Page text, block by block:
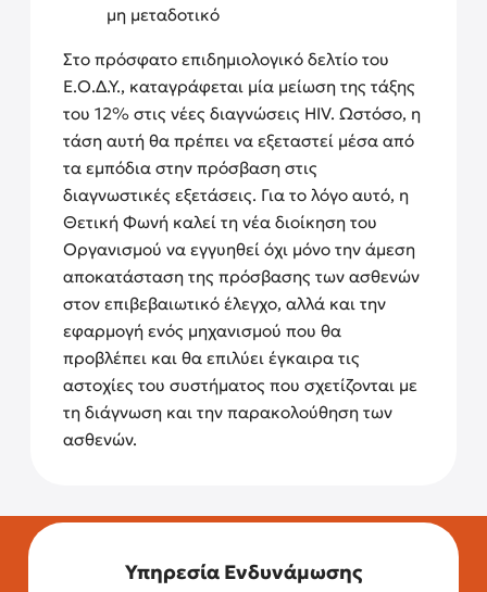
μη μεταδοτικό
Στο πρόσφατο επιδημιολογικό δελτίο του
Ε.Ο.Δ.Υ., καταγράφεται μία μείωση της τάξης
του 12% στις νέες διαγνώσεις HIV. Ωστόσο, η
τάση αυτή θα πρέπει να εξεταστεί μέσα από
τα εμπόδια στην πρόσβαση στις
διαγνωστικές εξετάσεις. Για το λόγο αυτό, η
Θετική Φωνή καλεί τη νέα διοίκηση του
Οργανισμού να εγγυηθεί όχι μόνο την άμεση
αποκατάσταση της πρόσβασης των ασθενών
στον επιβεβαιωτικό έλεγχο, αλλά και την
εφαρμογή ενός μηχανισμού που θα
προβλέπει και θα επιλύει έγκαιρα τις
αστοχίες του συστήματος που σχετίζονται με
τη διάγνωση και την παρακολούθηση των
ασθενών.
Υπηρεσία Ενδυνάμωσης